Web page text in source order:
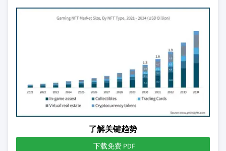
了解关键趋势
下载免费 PDF